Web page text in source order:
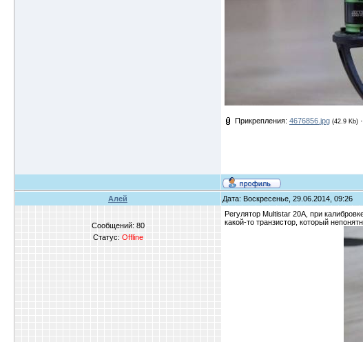
Прикрепления: 4676856.jpg (42.9 Kb) ·
Алей Дата: Воскресенье, 29.06.2014, 09:26
Сообщений: 80
Статус: Offline
Регулятор Multistar 20A, при
какой-то транзистор, который